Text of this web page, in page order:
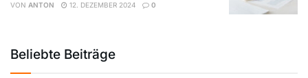
VON ANTON 12. DEZEMBER 2024 0
Beliebte Beiträge